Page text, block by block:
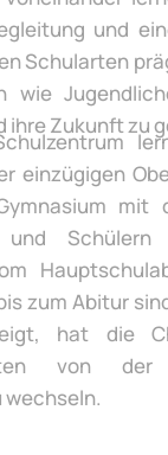
und
Schularten
wie
ihre Zukunft zu
einzügigen
mit
und
zum Abitur
hat die
von
wechseln.